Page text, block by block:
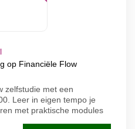
op Financiële Flow
zelfstudie met een
Leer in eigen tempo je
met praktische modules